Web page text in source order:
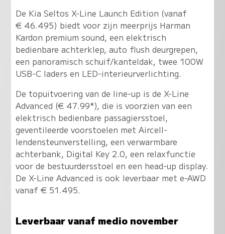
De Kia Seltos X-Line Launch Edition (vanaf
€ 46.495) biedt voor zijn meerprijs Harman
Kardon premium sound, een elektrisch
bedienbare achterklep, auto flush deurgrepen,
een panoramisch schuif/kanteldak, twee 100W
USB-C laders en LED-interieurverlichting.
De topuitvoering van de line-up is de X-Line
Advanced (€ 47.99*), die is voorzien van een
elektrisch bedienbare passagiersstoel,
geventileerde voorstoelen met Aircell-
lendensteunverstelling, een verwarmbare
achterbank, Digital Key 2.0, een relaxfunctie
voor de bestuurdersstoel en een head-up display.
De X-Line Advanced is ook leverbaar met e-AWD
vanaf € 51.495.
Leverbaar vanaf medio november